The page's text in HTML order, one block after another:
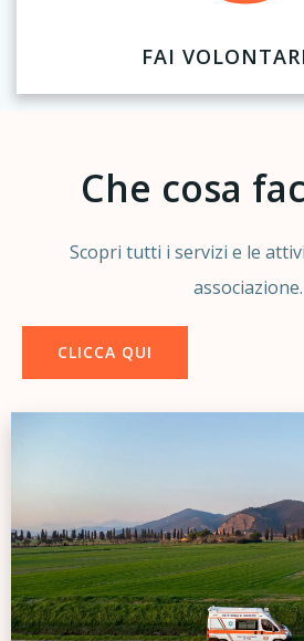
FAI
Che cosa
Scopri tutti i servizi e le
associazione.
CLICCA QUI